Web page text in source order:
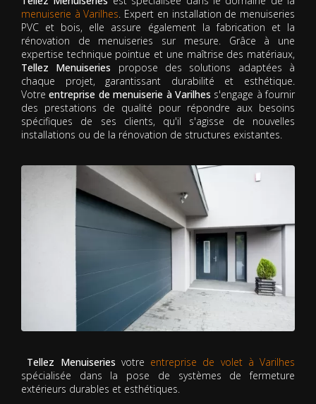
menuiserie à Varilhes. Expert en installation de menuiseries
PVC et bois, elle assure également la fabrication et la
rénovation de menuiseries sur mesure. Grâce à une
expertise technique pointue et une maîtrise des matériaux,
Tellez Menuiseries propose des solutions adaptées à
chaque projet, garantissant durabilité et esthétique.
Votreentreprise de menuiserie à Varilhes s'engage à fournir
des prestations de qualité pour répondre aux besoins
spécifiques de ses clients, qu'il s'agisse de nouvelles
installations ou de la rénovation de structures existantes.
Tellez Menuiseries votre entreprise de volet à Varilhes
spécialisée dans la pose de systèmes de fermeture
extérieurs durables et esthétiques.